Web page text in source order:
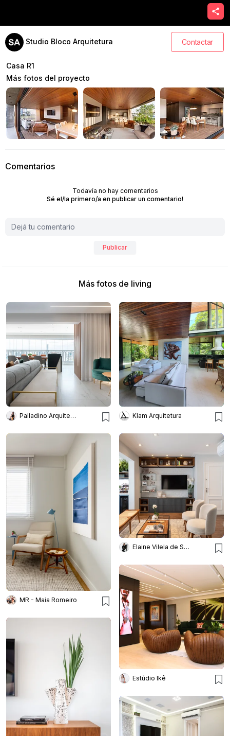
Studio Bloco Arquitetura Contactar
Casa R1
Más fotos del proyecto
Comentarios
Todavía no hay comentarios
Sé el/la primero/a en publicar un comentario!
Publicar
Más fotos de living
Palladino Arquitetura Klam Arquitetura
MR - Maia Romeiro
Elaine Vilela de Sousa
Estúdio Ikê